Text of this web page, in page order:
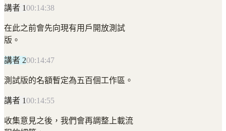
講者 100:14:38
在此之前會先向現有用戶開放測試
版。
講者 200:14:47
測試版的名額暫定為五百個工作區。
講者 100:14:55
收集意見之後，我們會再調整上載流